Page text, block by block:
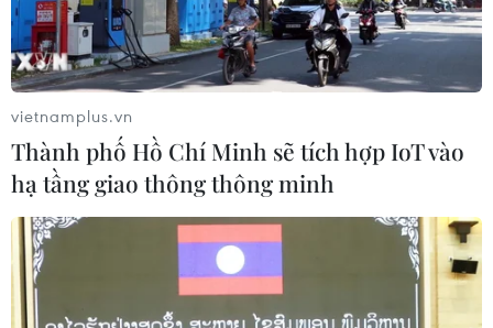
vietnamplus.vn
Thành phố Hồ Chí Minh sẽ tích hợp IoT vào
hạ tầng giao thông thông minh